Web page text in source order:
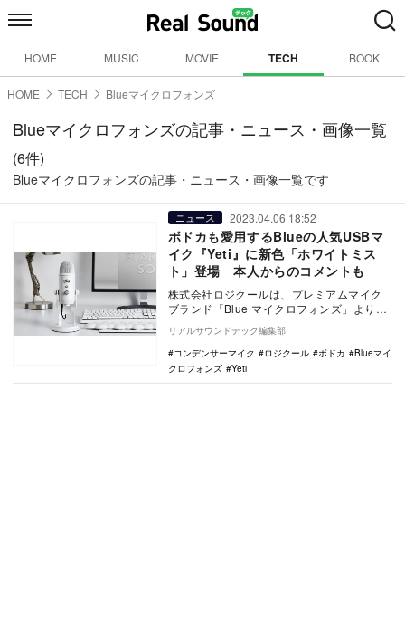
HOME MUSIC MOVIE TECH BOOK
HOME TECH Blueマイクロフォンズ
Blueマイクロフォンズの記事・ニュース・画像一覧
(6件)
Blueマイクロフォンズの記事・ニュース・画像一覧です
ニュース 2023.04.06 18:52
ボドカも愛用するBlueの人気USBマ
イク『Yeti』に新色「ホワイトミス
ト」登場 本人からのコメントも
株式会社ロジクールは、プレミアムマイク
ブランド「Blue マイクロフォンズ」より、
「Yeti 高品質 USB コンデンサーマイク…
リアルサウンドテック編集部
コンデンサーマイク
ロジクール ボドカ
Blueマイ
クロフォンズ
Yeti